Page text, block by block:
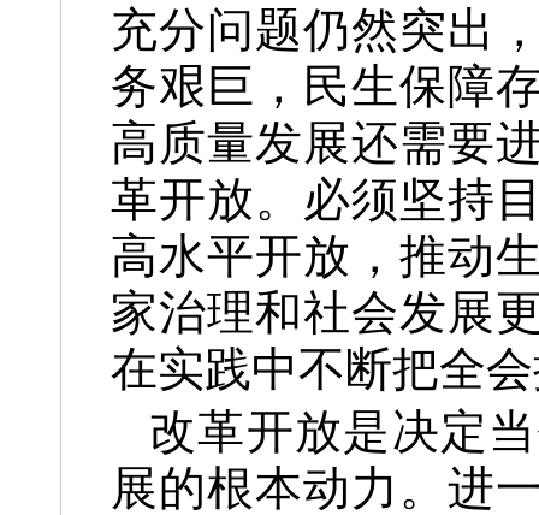
充分问题仍然突出
务艰巨，民生保障
高质量发展还需要
革开放。必须坚持
高水平开放，推动
家治理和社会发展
在实践中不断把全
改革开放是决定
展的根本动力。进